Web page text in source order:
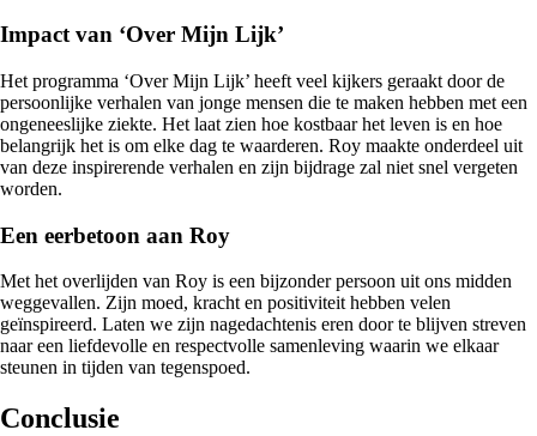
Impact van ‘Over Mijn Lijk’
Het programma ‘Over Mijn Lijk’ heeft veel kijkers geraakt door de
persoonlijke verhalen van jonge mensen die te maken hebben met een
ongeneeslijke ziekte. Het laat zien hoe kostbaar het leven is en hoe
belangrijk het is om elke dag te waarderen. Roy maakte onderdeel uit
van deze inspirerende verhalen en zijn bijdrage zal niet snel vergeten
worden.
Een eerbetoon aan Roy
Met het overlijden van Roy is een bijzonder persoon uit ons midden
weggevallen. Zijn moed, kracht en positiviteit hebben velen
geïnspireerd. Laten we zijn nagedachtenis eren door te blijven streven
naar een liefdevolle en respectvolle samenleving waarin we elkaar
steunen in tijden van tegenspoed.
Conclusie